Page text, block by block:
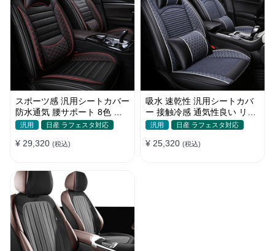
スポーツ感 汎用シートカバー
防水通気 腰サポート 8色 耐
摩耗性 おしゃれ 全席セット
汎用 日産 ラフェスタ対応
¥ 29,320 (税込)
吸水 速乾性 汎用シートカバ
ー 接触冷感 通気性良い リネ
ン 耐久性 おしゃれ 全席セッ
汎用 日産 ラフェスタ対応
¥ 25,320 (税込)